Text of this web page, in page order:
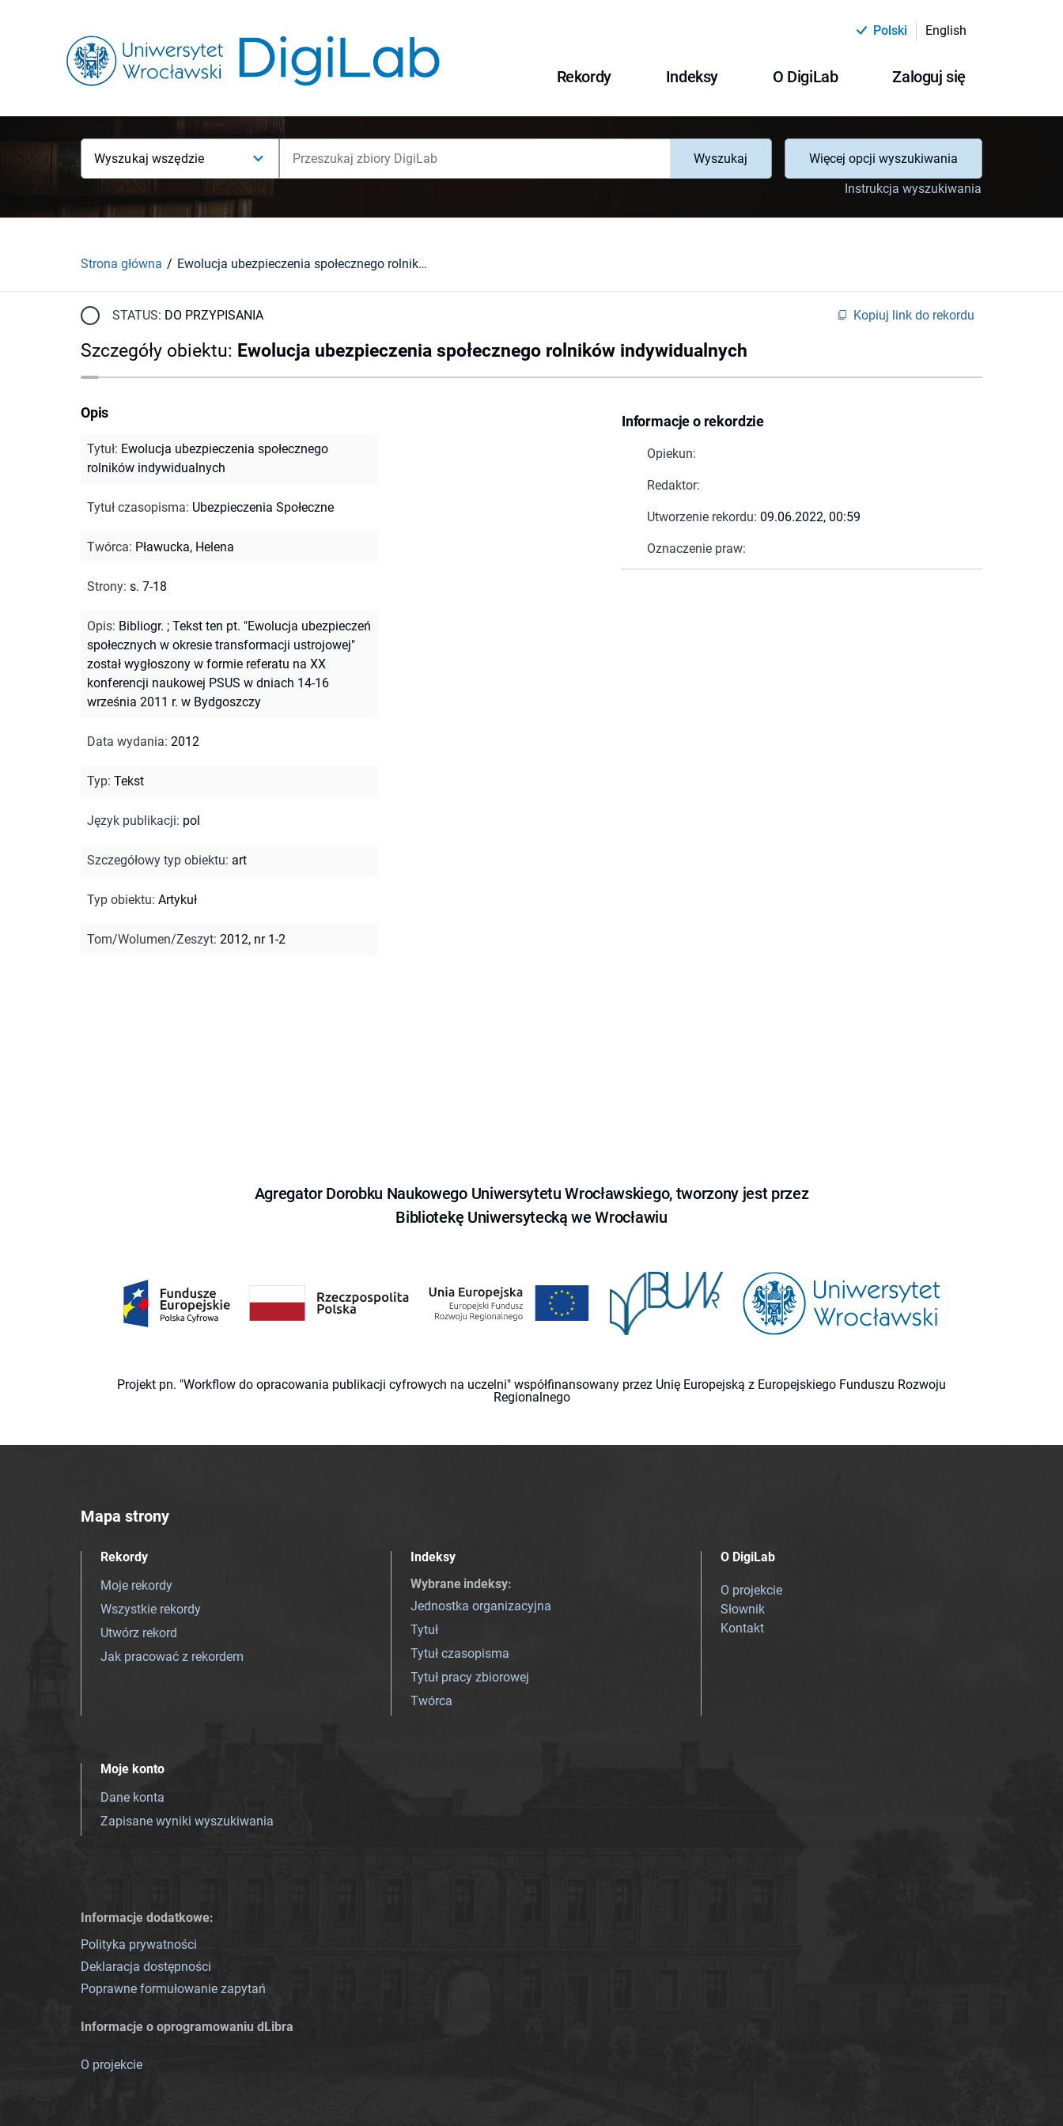
Polski English
Rekordy Indeksy O DigiLab Zaloguj się
Wyszukaj wszędzie Wyszukaj
Więcej opcji wyszukiwania
Instrukcja wyszukiwania
Strona główna Ewolucja ubezpieczenia społecznego rolników indywidualnych
STATUS: DO PRZYPISANIA Kopiuj link do rekordu
Szczegóły obiektu: Ewolucja ubezpieczenia społecznego rolników indywidualnych
Informacje o rekordzie
Opiekun:
Redaktor:
Utworzenie rekordu: 09.06.2022, 00:59
Oznaczenie praw:
Opis
Tytuł: Ewolucja ubezpieczenia społecznego
rolników indywidualnych
Tytuł czasopisma: Ubezpieczenia Społeczne
Twórca: Pławucka, Helena
Strony: s. 7-18
Opis: Bibliogr. ; Tekst ten pt. "Ewolucja ubezpieczeń
społecznych w okresie transformacji ustrojowej"
został wygłoszony w formie referatu na XX
konferencji naukowej PSUS w dniach 14-16
września 2011 r. w Bydgoszczy
Data wydania: 2012
Typ: Tekst
Język publikacji: pol
Szczegółowy typ obiektu: art
Typ obiektu: Artykuł
Tom/Wolumen/Zeszyt: 2012, nr 1-2
Agregator Dorobku Naukowego Uniwersytetu Wrocławskiego, tworzony jest przez
Bibliotekę Uniwersytecką we Wrocławiu
Projekt pn. "Workflow do opracowania publikacji cyfrowych na uczelni" współfinansowany przez Unię Europejską z Europejskiego Funduszu Rozwoju
Regionalnego
Mapa strony
Rekordy
Moje rekordy
Wszystkie rekordy
Utwórz rekord
Jak pracować z rekordem
Indeksy
Wybrane indeksy:
Jednostka organizacyjna
Tytuł
Tytuł czasopisma
Tytuł pracy zbiorowej
Twórca
O DigiLab
O projekcie
Słownik
Kontakt
Moje konto
Dane konta
Zapisane wyniki wyszukiwania
Informacje dodatkowe:
Polityka prywatności
Deklaracja dostępności
Poprawne formułowanie zapytań
Informacje o oprogramowaniu dLibra
O projekcie